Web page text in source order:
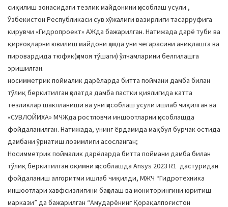
сиқилиш зонасидаги тезлик майдонини ҳисоблаш усули ,
Ўзбекистон Республикаси сув хўжалиги вазирлиги тасарруфига
кирувчи «Гидропроект» АЖда бажарилган. Натижада дарё туби ва
қирғоқларни ювилиш майдони ҳамда уни чегарасини аниқлашга ва
пировардида тюфяк(ҳимоя тўшаги) ўлчамларини белгилашга
эришилган.
носимметрик поймалик дарёларда битта поймани дамба билан
тўлиқ беркитилган ҳолатда дамба пастки қиялигида катта
тезликлар шаклланиши ва уни ҳисоблаш усули ишлаб чиқилган ва
«СУВЛОЙИХА» МЧЖда ростловчи иншоотларни ҳисоблашда
фойдаланилган. Натижада, унинг ёрдамида мақбул бурчак остида
дамбани ўрнатиш лозимлиги асосланган;
Носимметрик поймалик дарёларда битта поймани дамба билан
тўлиқ беркитилган оқимни ҳисоблашда Ansys 2023 R1 дастуридан
фойдаланиш алгоритми ишлаб чиқилди, МЖЧ “Гидротехника
иншоотлари хавфсизлигини баҳолаш ва мониторингини юритиш
маркази” да бажарилган “Амударёнинг Қорақалпоғистон